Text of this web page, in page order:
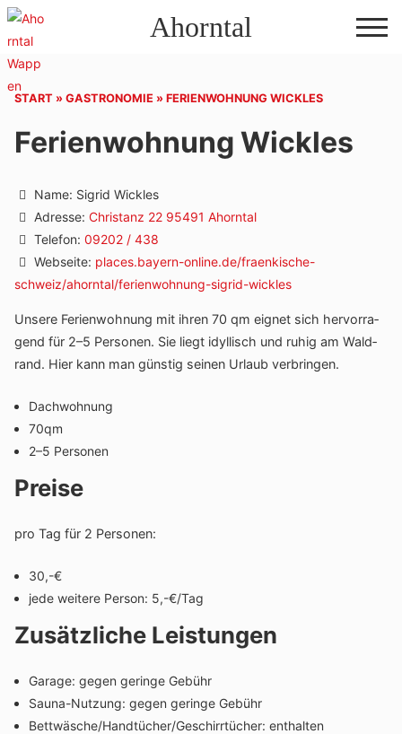
Direkt
Inhalt
Ahorntal
START » GASTRONOMIE » FERIENWOHNUNG WICKLES
Ferienwohnung Wickles
Name: Sigrid Wickles
Adresse: Christanz 22 95491 Ahorntal
Telefon: 09202 / 438
Webseite: places.bayern-online.de/fraenkische-
schweiz/ahorntal/ferienwohnung-sigrid-wickles
Unsere Feri­en­woh­nung mit ihren 70 qm eignet sich hervor­ra­
gend für 2–5 Personen. Sie liegt idyl­lisch und ruhig am Wald­
rand. Hier kann man günstig seinen Urlaub verbringen.
Dach­woh­nung
70qm
2–5 Personen
Preise
pro Tag für 2 Personen:
30,-€
jede weitere Person: 5,-€/Tag
Zusätzliche Leistungen
Garage: gegen geringe Gebühr
Sauna-Nutzung: gegen geringe Gebühr
Bettwäsche/Handtücher/Geschirrtücher: enthalten